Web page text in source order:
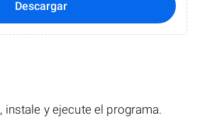
Descargar
, instale y ejecute el programa.